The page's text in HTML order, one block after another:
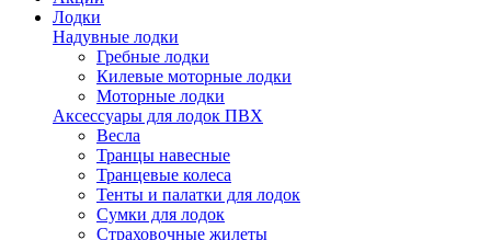
Лодки
Надувные лодки
Гребные лодки
Килевые моторные лодки
Моторные лодки
Аксессуары для лодок ПВХ
Весла
Транцы навесные
Транцевые колеса
Тенты и палатки для лодок
Сумки для лодок
Страховочные жилеты